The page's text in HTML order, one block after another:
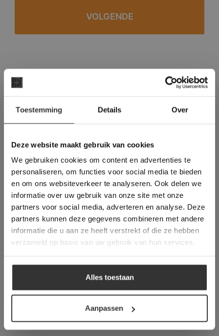
Toestemming Details Over
Deze website maakt gebruik van cookies
We gebruiken cookies om content en advertenties te
personaliseren, om functies voor social media te bieden
en om ons websiteverkeer te analyseren. Ook delen we
informatie over uw gebruik van onze site met onze
partners voor social media, adverteren en analyse. Deze
partners kunnen deze gegevens combineren met andere
informatie die u aan ze heeft verstrekt of die ze hebben
verzameld op basis van uw gebruik van hun services.
Alles toestaan
Aanpassen
#1 in de categorie vloeren op Trustpilot
Binnen 24 uur een passende offerte
Meer dan 500 m2 showroom
Deze website maakt
gebruik van cookies.
This Cookie Banner was deleted and is no
longer working. Please contact the website
administrator.
Deze website gebruikt cookies om de
gebruikerservaring te verbeteren. Door
gebruik te maken van onze website geeft u
toestemming voor alle cookies in
overeenstemming met ons cookiebeleid.Lees
verder
ALLES ACCEPTEREN
ALLES AFWIJZEN
DETAILS WEERGEVEN